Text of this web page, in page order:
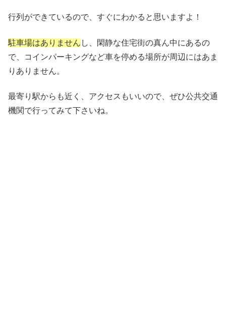
行列ができているので、すぐにわかると思いますよ！
駐車場はありません し、閑静な住宅街の真ん中にあるの
で、コインパーキングなど車を停める場所が周辺にはあま
りありません。
最寄り駅からも近く、アクセスもいいので、ぜひ公共交通
機関で行ってみて下さいね。